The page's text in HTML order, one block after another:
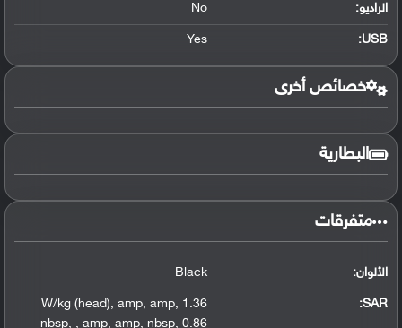
الراديو: No
USB
:
Yes
خصائص أخرى
البطارية
متفرقات
الألوان: Black
SAR
:
1.36 W/kg (head)
, amp, amp,
nbsp, , amp, amp, nbsp, 0.86